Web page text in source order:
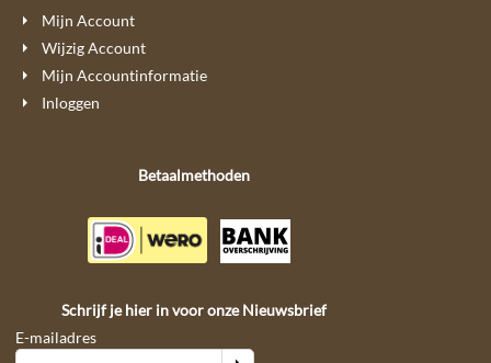
Mijn Account
Wijzig Account
Mijn Accountinformatie
Inloggen
Betaalmethoden
Schrijf je hier in voor onze Nieuwsbrief
E-mailadres